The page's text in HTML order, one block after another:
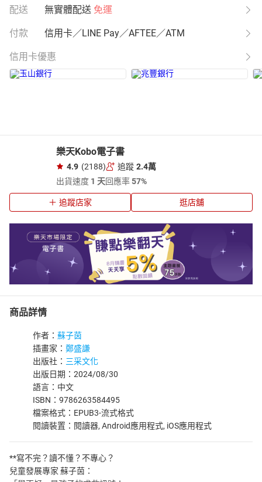
配送 無實體配送 免運
付款 信用卡／LINE Pay／AFTEE／ATM
信用卡優惠
樂天Kobo電子書
4.9 (2188) 追蹤 2.4萬
出貨速度 1 天回應率57%
追蹤店家 逛店舖
商品詳情
作者： 蘇子茵
插畫家： 鄭盛謙
出版社： 三采文化
出版日期：2024/08/30
語言：中文
ISBN：9786263584495
檔案格式：EPUB3-流式格式
閱讀裝置：閱讀器, Android應用程式, iOS應用程式
**寫不完？讀不懂？不專心？
兒童發展專家 蘇子茵：